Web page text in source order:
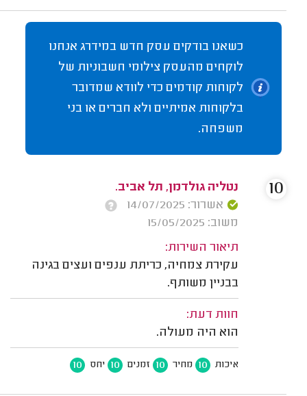
כשאנו בודקים עסק חדש במידרג אנחנו
לוקחים מהעסק צילומי חשבוניות של
לקוחות קודמים כדי לוודא שמדובר
בלקוחות אמיתיים ולא חברים או בני
משפחה.
נטליה גולדמן, תל אביב.
אשרור: 14/07/2025
משוב: 15/05/2025
תיאור השירות:
עקירת צמחיה, כריתת ענפים ועצים בגינה
בבניין משותף.
חוות דעת:
הוא היה מעולה.
איכות 10 מחיר 10 זמנים 10 יחס 10
10